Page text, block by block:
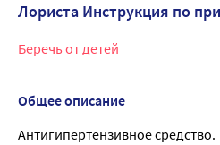
Лориста Инструкция по
Беречь от детей
Общее описание
Антигипертензивное средство.